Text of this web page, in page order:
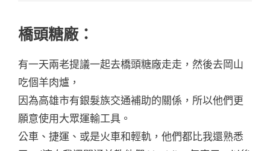
橋頭糖廠：
有一天兩老提議一起去橋頭糖廠走走，然後去岡山
吃個羊肉爐，
因為高雄市有銀髮族交通補助的關係，所以他們更
願意使用大眾運輸工具。
公車、捷運、或是火車和輕軌，他們都比我還熟悉